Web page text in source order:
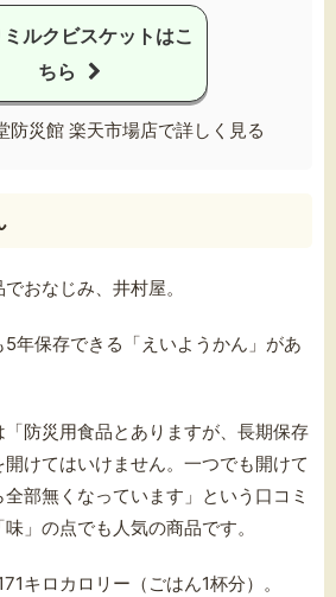
ルクビスケットはこ
ちら
防災館 楽天市場店で詳しく見る
おなじみ、井村屋。
年保存できる「えいようかん」があ
防災用食品とありますが、長期保存
けてはいけません。一つでも開けて
部無くなっています」という口コミ
」の点でも人気の商品です。
キロカロリー（ごはん1杯分）。